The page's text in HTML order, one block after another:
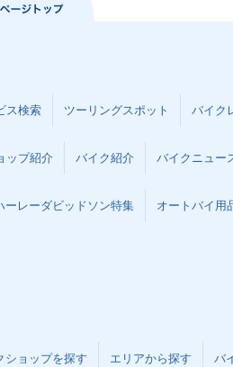
ス検索 ツーリングスポット バイク
ップ紹介 バイク紹介 バイクニュー
ーレーダビッドソン特集 オートバイ用
ショップを探す エリアから探す バ